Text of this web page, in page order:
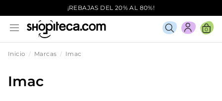
¡REBAJAS DEL 20% AL 80%!
0
Inicio Marcas Imac
Imac